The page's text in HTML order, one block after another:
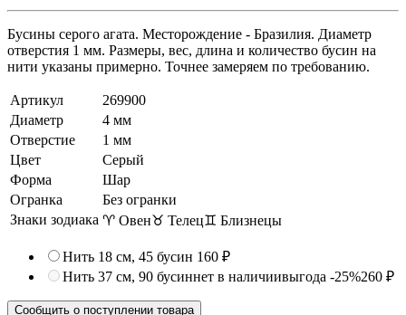
Бусины серого агата. Месторождение - Бразилия. Диаметр
отверстия 1 мм. Размеры, вес, длина и количество бусин на
нити указаны примерно. Точнее замеряем по требованию.
Артикул
269900
Диаметр
4 мм
Отверстие
1 мм
Цвет
Серый
Форма
Шар
Огранка
Без огранки
Знаки зодиака ♈ Овен♉ Телец♊ Близнецы
Нить 18 см, 45 бусин 160 ₽
Нить 37 см, 90 бусиннет в наличиивыгода -25%260 ₽
Сообщить о поступлении товара